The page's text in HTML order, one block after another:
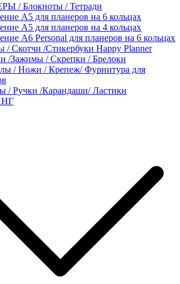
/ Блокноты / Тетради
А5 для планеров на 6 кольцах
А5 для планеров на 4 кольцах
А6 Personal для планеров на 6 кольцах
/ Скотчи /Стикербуки Happy Planner
/Зажимы / Скрепки / Брелоки
/ Ножи / Крепеж/ Фурнитура для
/ Ручки /Карандаши/ Ластики